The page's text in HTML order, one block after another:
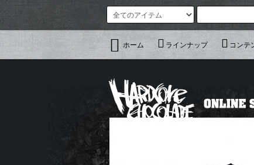
ホーム ラインナップ コンテ